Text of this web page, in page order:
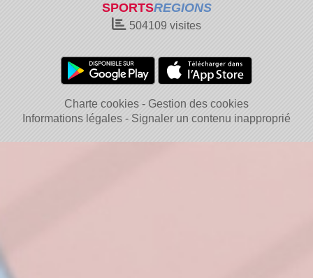
SPORTSREGIONS
504109 visites
Charte cookies
Gestion des cookies
Informations légales
Signaler un contenu inapproprié